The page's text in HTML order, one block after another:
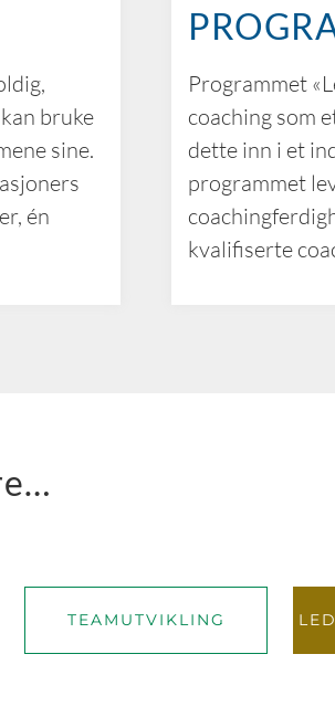
bruke
sine.
én
Programmet
coaching som
dette inn i et
programmet
kvalifiserte
TEAMUTVIKLING